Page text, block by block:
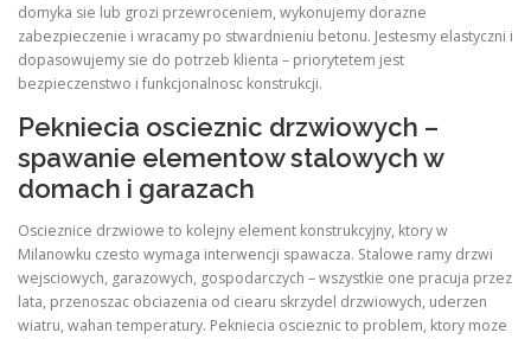
domyka sie lub grozi przewroceniem, wykonujemy dorazne
zabezpieczenie i wracamy po stwardnieniu betonu. Jestesmy elastyczni i
dopasowujemy sie do potrzeb klienta – priorytetem jest
bezpieczenstwo i funkcjonalnosc konstrukcji.
Pekniecia oscieznic drzwiowych –
spawanie elementow stalowych w
domach i garazach
Oscieznice drzwiowe to kolejny element konstrukcyjny, ktory w
Milanowku czesto wymaga interwencji spawacza. Stalowe ramy drzwi
wejsciowych, garazowych, gospodarczych – wszystkie one pracuja przez
lata, przenoszac obciazenia od ciearu skrzydel drzwiowych, uderzen
wiatru, wahan temperatury. Pekniecia oscieznic to problem, ktory moze